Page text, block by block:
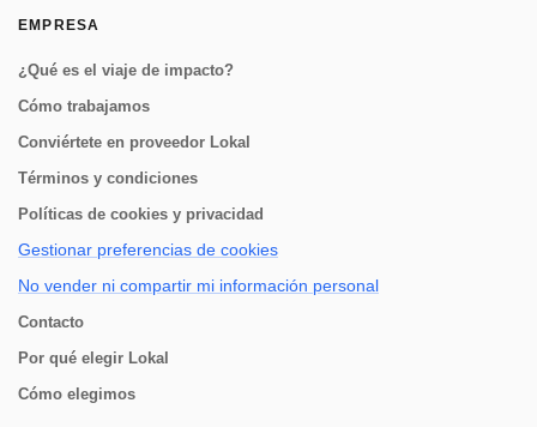
EMPRESA
¿Qué es el viaje de impacto?
Cómo trabajamos
Conviértete en proveedor Lokal
Términos y condiciones
Políticas de cookies y privacidad
Gestionar preferencias de cookies
No vender ni compartir mi información personal
Contacto
Por qué elegir Lokal
Cómo elegimos